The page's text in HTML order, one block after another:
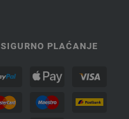
SIGURNO PLAĆANJE